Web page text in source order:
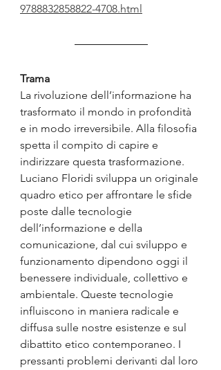
9788832858822-4708.html
Trama
La rivoluzione dell’informazione ha
trasformato il mondo in profondità
e in modo irreversibile. Alla filosofia
spetta il compito di capire e
indirizzare questa trasformazione.
Luciano Floridi sviluppa un originale
quadro etico per affrontare le sfide
poste dalle tecnologie
dell’informazione e della
comunicazione, dal cui sviluppo e
funzionamento dipendono oggi il
benessere individuale, collettivo e
ambientale. Queste tecnologie
influiscono in maniera radicale e
diffusa sulle nostre esistenze e sul
dibattito etico contemporaneo. I
pressanti problemi derivanti dal loro